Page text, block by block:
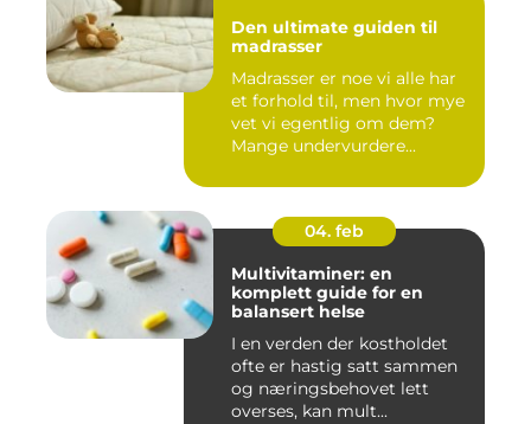
Den ultimate guiden til
madrasser
Madrasser er noe vi alle har
et forhold til, men hvor mye
vet vi egentlig om dem?
Mange undervurdere...
04. feb
Multivitaminer: en
komplett guide for en
balansert helse
I en verden der kostholdet
ofte er hastig satt sammen
og næringsbehovet lett
overses, kan mult...